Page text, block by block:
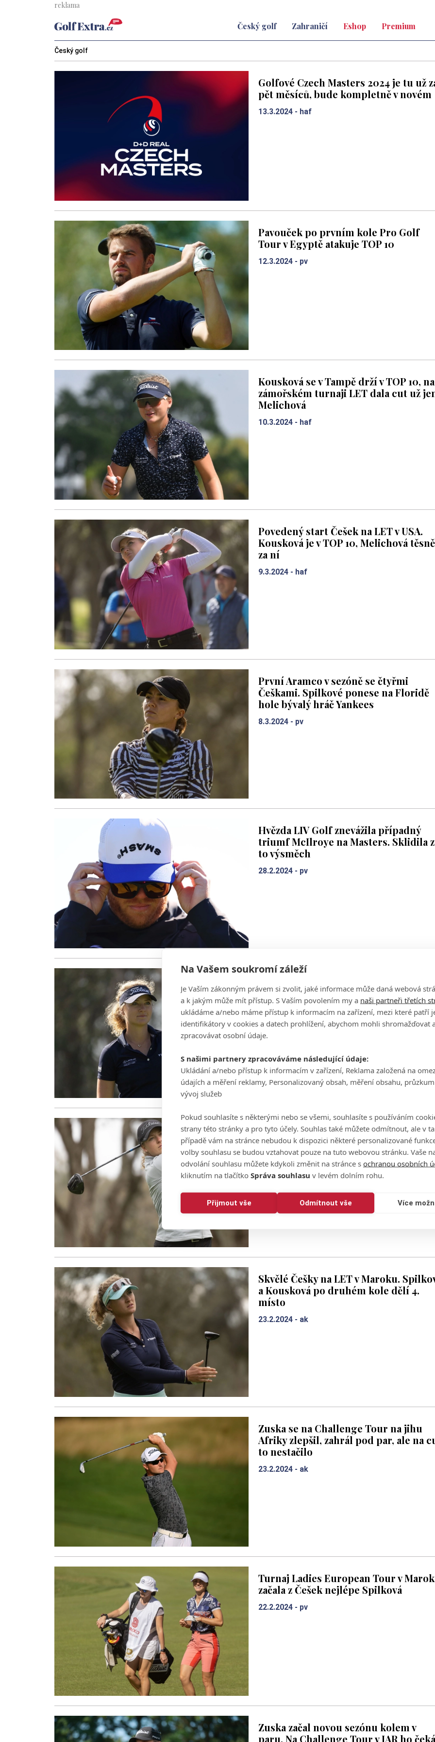
Na Vašem soukromí záleží
Je Vaším zákonným právem si zvolit, jaké informace může daná webová
a k jakým může mít přístup. S Vaším povolením my a naši partneři třetích
ukládáme a/nebo máme přístup k informacím na zařízení, mezi které patří
identifikátory v cookies a datech prohlížení, abychom mohli shromažďovat
zpracovávat osobní údaje.
S našimi partnery zpracováváme následující údaje:
Ukládání a/nebo přístup k informacím v zařízení, Reklama založená na
údajích a měření reklamy, Personalizovaný obsah, měření obsahu,
vývoj služeb
Pokud souhlasíte s některými nebo se všemi, souhlasíte s používáním
strany této stránky a pro tyto účely. Souhlas také můžete odmítnout, ale v
případě vám na stránce nebudou k dispozici některé personalizované
volby souhlasu se budou vztahovat pouze na tuto webovou stránku. Vaše
odvolání souhlasu můžete kdykoli změnit na stránce s ochranou osobních
kliknutím na tlačítko Správa souhlasu v levém dolním rohu.
Přijmout vše Odmítnout vše Více
Český golf Zahraničí Eshop Premium
Český golf
Golfové Czech Masters 2024 je tu už
pět měsíců, bude kompletně v novém
13.3.2024 - haf
Pavouček po prvním kole Pro Golf
Tour v Egyptě atakuje TOP 10
12.3.2024 - pv
Kousková se v Tampě drží v TOP 10, na
zámořském turnaji LET dala cut už
Melichová
10.3.2024 - haf
Povedený start Češek na LET v USA.
Kousková je v TOP 10, Melichová těsně
za ní
9.3.2024 - haf
První Aramco v sezóně se čtyřmi
Češkami. Spilkové ponese na Floridě
hole bývalý hráč Yankees
8.3.2024 - pv
Hvězda LIV Golf znevážila případný
triumf McIlroye na Masters. Sklidila
to výsměch
28.2.2024 - pv
Nezbývá, než se pousmát
25.2.2024 -pv
Kousková uhrála na LET v Maroku
parádní výsledek! Spilková těsně za
TOP 10
24.2.2024 -
Skvělé Češky na LET v Maroku.
a Kousková po druhém kole dělí 4.
místo
23.2.2024 - ak
Zuska se na Challenge Tour na jihu
Afriky zlepšil, zahrál pod par, ale na
to nestačilo
23.2.2024 - ak
Turnaj Ladies European Tour v
začala z Češek nejlépe Spilková
22.2.2024 - pv
Zuska začal novou sezónu kolem v
paru. Na Challenge Tour v JAR ho čeká